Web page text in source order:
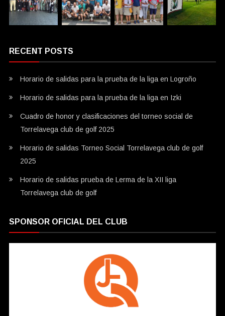
RECENT POSTS
Horario de salidas para la prueba de la liga en Logroño
Horario de salidas para la prueba de la liga en Izki
Cuadro de honor y clasificaciones del torneo social de
Torrelavega club de golf 2025
Horario de salidas Torneo Social Torrelavega club de golf
2025
Horario de salidas prueba de Lerma de la XII liga
Torrelavega club de golf
SPONSOR OFICIAL DEL CLUB